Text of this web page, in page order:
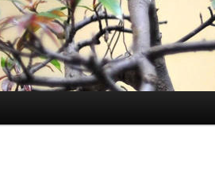
содержимому